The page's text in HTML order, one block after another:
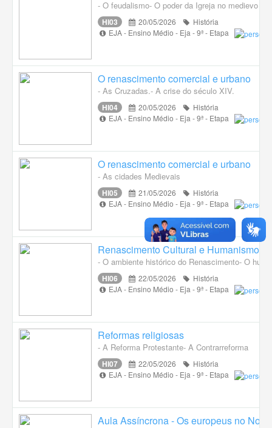
- O feudalismo- O poder da Igreja no medievo
HI03 20/05/2026
História
EJA - Ensino Médio - Eja - 9ª - Etapa
O renascimento comercial e urbano
- As Cruzadas.- A crise do século XIV.
HI04 20/05/2026
História
EJA - Ensino Médio - Eja - 9ª - Etapa
O renascimento comercial e urbano
- As cidades Medievais
HI05 21/05/2026
História
EJA - Ensino Médio - Eja - 9ª - Etapa
Renascimento Cultural e Humanismo
- O ambiente histórico do Renascimento- O
HI06 22/05/2026
História
EJA - Ensino Médio - Eja - 9ª - Etapa
Reformas religiosas
- A Reforma Protestante- A Contrarreforma
HI07 22/05/2026
História
EJA - Ensino Médio - Eja - 9ª - Etapa
Aula Assíncrona - Os europeus no